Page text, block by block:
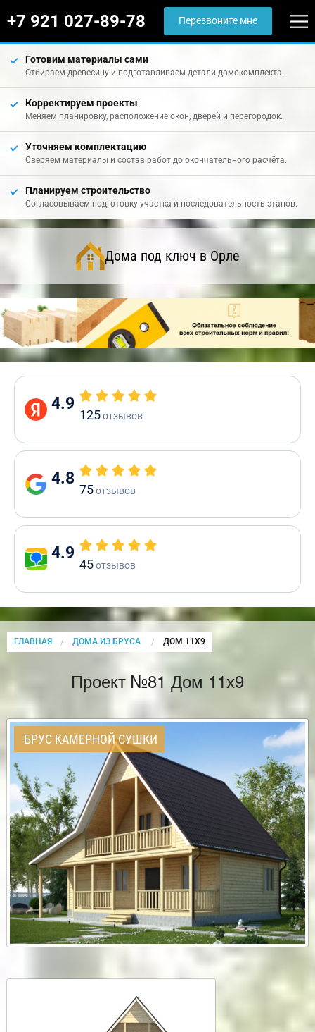
+7 921 027-89-78 Перезвоните мне
Готовим материалы сами
Отбираем древесину и подготавливаем детали домокомплекта.
Корректируем проекты
Меняем планировку, расположение окон, дверей и перегородок.
Уточняем комплектацию
Сверяем материалы и состав работ до окончательного расчёта.
Планируем строительство
Согласовываем подготовку участка и последовательность этапов.
Дома под ключ в Орле
4.9
125отзывов
4.8
75отзывов
4.9
45отзывов
ГЛАВНАЯ ДОМА ИЗ БРУСА CURRENT:
ДОМ 11Х9
Проект №81 Дом 11х9
БРУС КАМЕРНОЙ СУШКИ